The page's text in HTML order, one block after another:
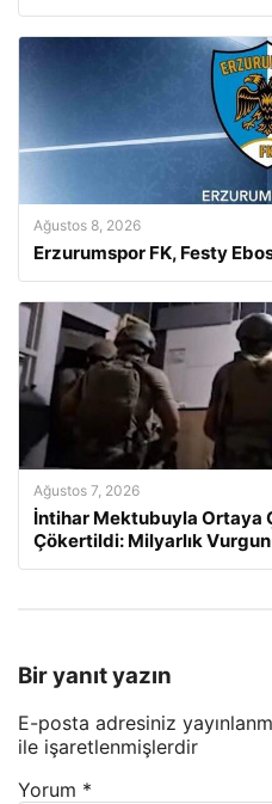
Ağustos 8, 2026
Erzurumspor FK, Festy
Ağustos 7, 2026
İntihar Mektubuyla Ortaya
Çökertildi: Milyarlık Vurgun
Bir yanıt yazın
E-posta adresiniz
ile işaretlenmişlerdir
Yorum *